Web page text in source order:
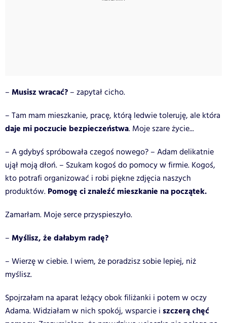
– Musisz wracać? – zapytał cicho.
– Tam mam mieszkanie, pracę, którą ledwie toleruję, ale która
daje mi poczucie bezpieczeństwa. Moje szare życie...
– A gdybyś spróbowała czegoś nowego? – Adam delikatnie
ujął moją dłoń. – Szukam kogoś do pomocy w firmie. Kogoś,
kto potrafi organizować i robi piękne zdjęcia naszych
produktów. Pomogę ci znaleźć mieszkanie na początek.
Zamarłam. Moje serce przyspieszyło.
– Myślisz, że dałabym radę?
– Wierzę w ciebie. I wiem, że poradzisz sobie lepiej, niż
myślisz.
Spojrzałam na aparat leżący obok filiżanki i potem w oczy
Adama. Widziałam w nich spokój, wsparcie i szczerą chęć